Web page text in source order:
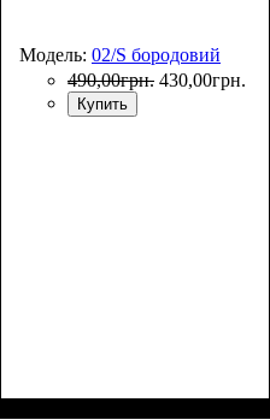
Модель: 02/S бородовий
490,00грн. 430,00грн.
Купить